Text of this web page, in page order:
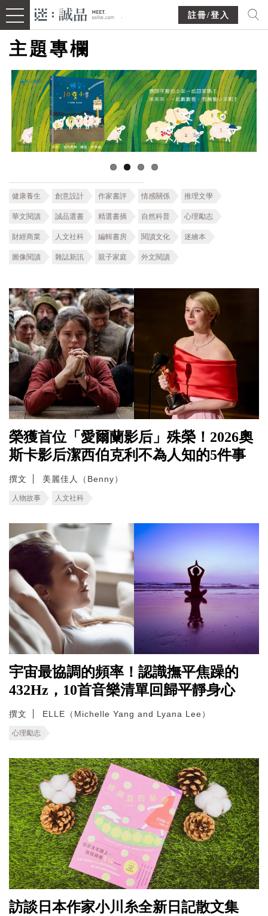
註冊/登入
主題專欄
健康養生 創意設計 作家書評 情感關係 推理文學
華文閱讀 誠品選書 精選書摘 自然科普 心理勵志
財經商業 人文社科 編輯書房 閱讀文化 迷繪本
圖像閱讀 雜誌新訊 親子家庭 外文閱讀
榮獲首位「愛爾蘭影后」殊榮！2026奧
斯卡影后潔西伯克利不為人知的5件事
撰文 美麗佳人（Benny）
人物故事 人文社科
宇宙最協調的頻率！認識撫平焦躁的
432Hz，10首音樂清單回歸平靜身心
撰文 ELLE（Michelle Yang and Lyana Lee）
心理勵志
訪談日本作家小川糸全新日記散文集